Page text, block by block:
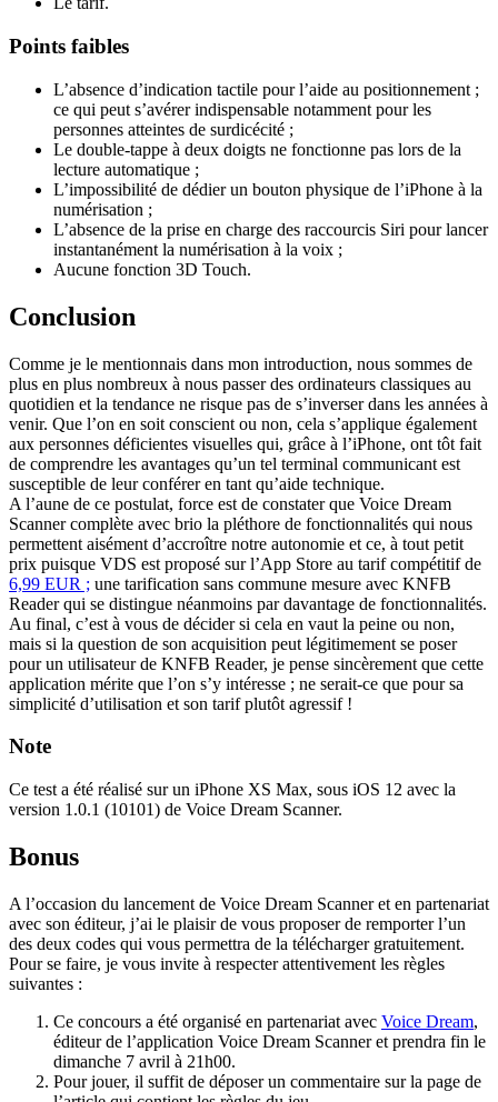
Points faibles
L’absence d’indication tactile pour l’aide au positionnement ;
ce qui peut s’avérer indispensable notamment pour les
personnes atteintes de surdicécité ;
Le double-tappe à deux doigts ne fonctionne pas lors de la
lecture automatique ;
L’impossibilité de dédier un bouton physique de l’iPhone à la
numérisation ;
L’absence de la prise en charge des raccourcis Siri pour lancer
instantanément la numérisation à la voix ;
Aucune fonction 3D Touch.
Conclusion
Comme je le mentionnais dans mon introduction, nous sommes de
plus en plus nombreux à nous passer des ordinateurs classiques au
quotidien et la tendance ne risque pas de s’inverser dans les années à
venir. Que l’on en soit conscient ou non, cela s’applique également
aux personnes déficientes visuelles qui, grâce à l’iPhone, ont tôt fait
de comprendre les avantages qu’un tel terminal communicant est
susceptible de leur conférer en tant qu’aide technique.
A l’aune de ce postulat, force est de constater que Voice Dream
Scanner complète avec brio la pléthore de fonctionnalités qui nous
permettent aisément d’accroître notre autonomie et ce, à tout petit
prix puisque VDS est proposé sur l’App Store au tarif compétitif de
6,99 EUR ; une tarification sans commune mesure avec KNFB
Reader qui se distingue néanmoins par davantage de fonctionnalités.
Au final, c’est à vous de décider si cela en vaut la peine ou non,
mais si la question de son acquisition peut légitimement se poser
pour un utilisateur de KNFB Reader, je pense sincèrement que cette
application mérite que l’on s’y intéresse ; ne serait-ce que pour sa
simplicité d’utilisation et son tarif plutôt agressif !
Note
Ce test a été réalisé sur un iPhone XS Max, sous iOS 12 avec la
version 1.0.1 (10101) de Voice Dream Scanner.
Bonus
A l’occasion du lancement de Voice Dream Scanner et en partenariat
avec son éditeur, j’ai le plaisir de vous proposer de remporter l’un
des deux codes qui vous permettra de la télécharger gratuitement.
Pour se faire, je vous invite à respecter attentivement les règles
suivantes :
Ce concours a été organisé en partenariat avec Voice Dream,
éditeur de l’application Voice Dream Scanner et prendra fin le
dimanche 7 avril à 21h00.
Pour jouer, il suffit de déposer un commentaire sur la page de